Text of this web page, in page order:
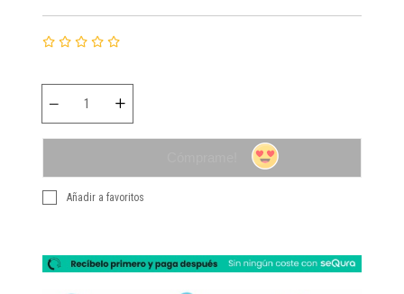
Añadir a favoritos